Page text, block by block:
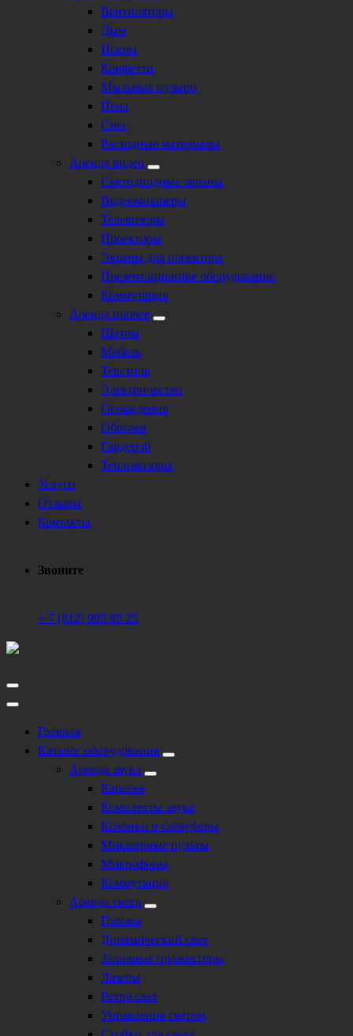
Вентиляторы
Дым
Искры
Конфетти
Мыльные пузыри
Пена
Снег
Расходные материалы
Аренда видео
Светодиодные экраны
Видеомикшеры
Телевизоры
Проекторы
Экраны для проектора
Презентационное оборудование
Коммутация
Аренда прочее
Шатры
Мебель
Текстиль
Электричество
Ограждения
Обогрев
Гардероб
Тепловизоры
Услуги
Отзывы
Контакты
Звоните
+ 7 (812) 985 85 25
Техническое обеспечение мероприятий
Главная
Каталог оборудования
Аренда звука
Караоке
Комплекты звука
Колонки и сабвуферы
Микшерные пульты
Микрофоны
Коммутация
Аренда света
Головы
Динамический свет
Заливные прожекторы
Лазеры
Ретро свет
Управление светом